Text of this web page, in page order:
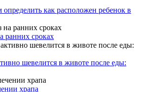
как расположен ребенок в
ранних сроках
шевелится в животе после еды:
храпа